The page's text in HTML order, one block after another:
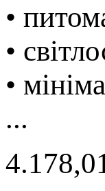
•
•
•
...